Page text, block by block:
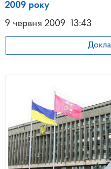
2009 року
9 червня 2009
13:43